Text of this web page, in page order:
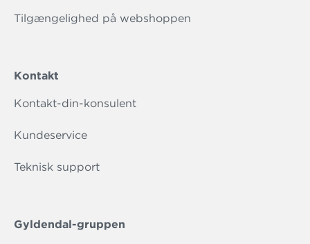
Tilgængelighed på webshoppen
Kontakt
Kontakt-din-konsulent
Kundeservice
Teknisk support
Gyldendal-gruppen